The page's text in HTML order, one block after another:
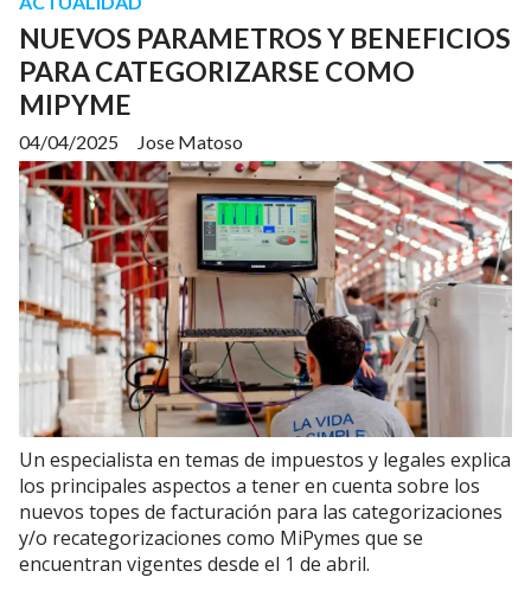
NUEVOS PARAMETROS Y BENEFICIOS
PARA CATEGORIZARSE COMO
MIPYME
Jose Matoso
04/04/2025
Un especialista en temas de impuestos y legales explica
los principales aspectos a tener en cuenta sobre los
nuevos topes de facturación para las categorizaciones
y/o recategorizaciones como MiPymes que se
encuentran vigentes desde el 1 de abril.